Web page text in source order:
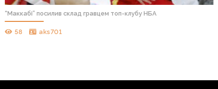
“Маккабі” посилив склад гравцем топ-клубу НБА
58 aks701